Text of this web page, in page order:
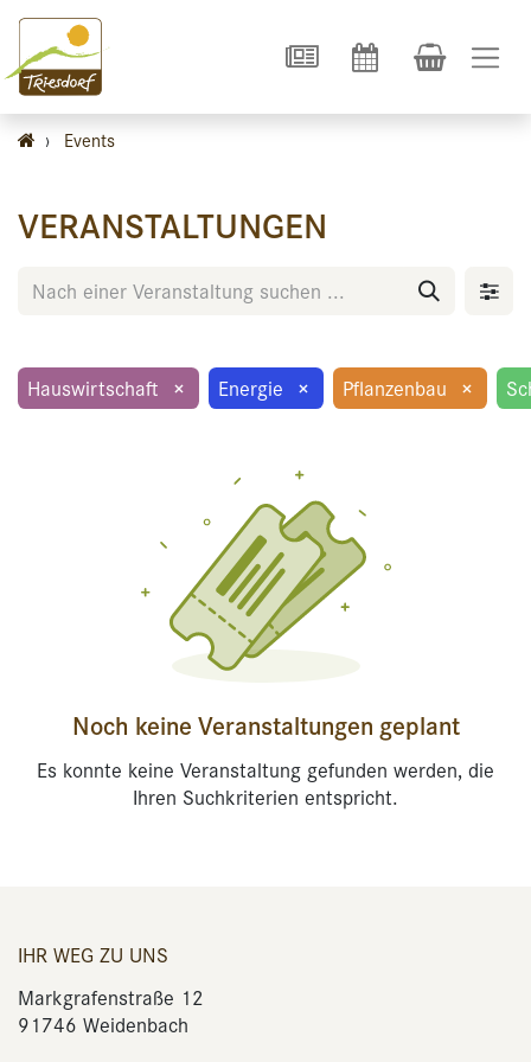
› Events
VERANSTALTUNGEN
Hauswirtschaft × Energie × Pflanzenbau ×
Noch keine Veranstaltungen geplant
Es konnte keine Veranstaltung gefunden werden, die
Ihren Suchkriterien entspricht.
IHR WEG ZU UNS
Markgrafenstraße 12
91746 Weidenbach